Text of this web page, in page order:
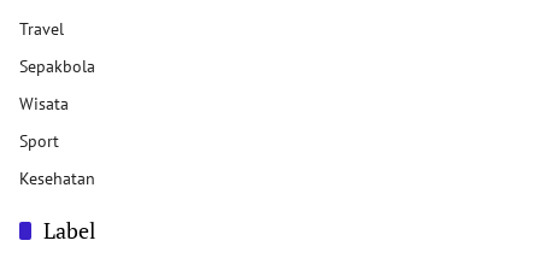
Travel
Sepakbola
Wisata
Sport
Kesehatan
Label